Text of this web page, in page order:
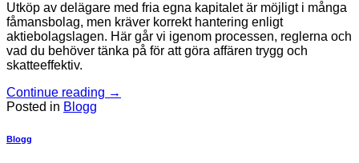
Utköp av delägare med fria egna kapitalet är möjligt i många
fåmansbolag, men kräver korrekt hantering enligt
aktiebolagslagen. Här går vi igenom processen, reglerna och
vad du behöver tänka på för att göra affären trygg och
skatteeffektiv.
Continue reading →
Posted in Blogg
Blogg